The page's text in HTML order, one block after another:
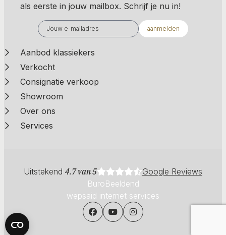
als eerste in jouw mailbox. Schrijf je nu in!
aanmelden
Aanbod klassiekers
Verkocht
Consignatie verkoop
Showroom
Over ons
Services
Uitstekend 4.7 van 5
Google Reviews
BuroBeeldend
wepsaid internet services